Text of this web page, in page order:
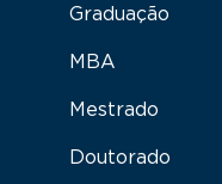
Graduação
MBA
Mestrado
Doutorado